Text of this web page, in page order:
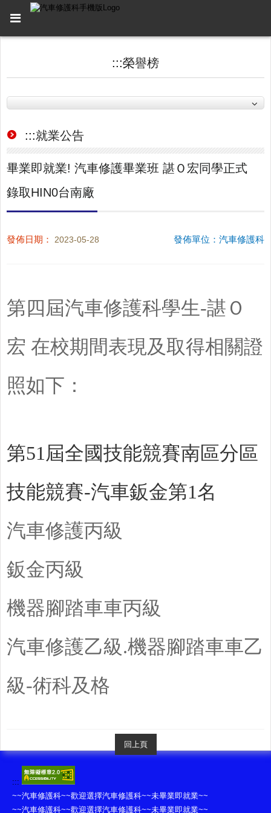
:::榮譽榜
:::就業公告
畢業即就業! 汽車修護畢業班 諶Ｏ宏同學正式
錄取HIN0台南廠
發佈日期： 2023-05-28 發佈單位：汽車修護科
第四屆汽車修護科學生-諶Ｏ
宏 在校期間表現及取得相關證
照如下：
第51屆全國技能競賽南區分區
技能競賽-汽車鈑金第1名
汽車修護丙級
鈑金丙級
機器腳踏車車丙級
汽車修護乙級.機器腳踏車車乙
級-術科及格
回上頁
:::
~~汽車修護科~~歡迎選擇汽車修護科~~未畢業即就業~~
~~汽車修護科~~歡迎選擇汽車修護科~~未畢業即就業~~